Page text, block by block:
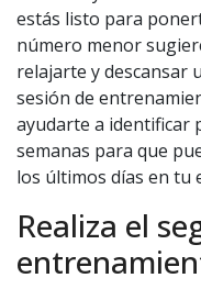
estás listo para
número menor
relajarte y descansar
sesión de
ayudarte a identificar
semanas para que
los últimos días en tu
Realiza el